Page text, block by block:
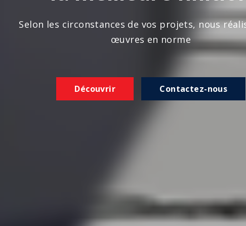
les circonstances de vos projets, nous réalisons vos
œuvres en norme
Découvrir Contactez-nous